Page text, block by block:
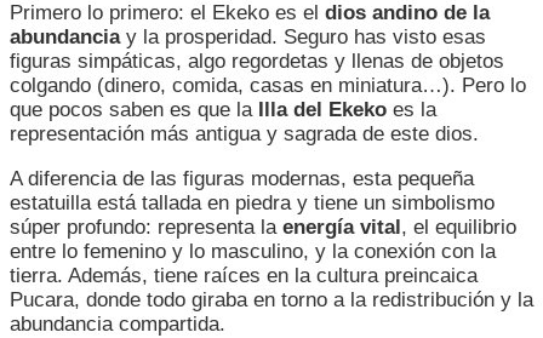
Primero lo primero: el Ekeko es el dios andino de la
abundanciay la prosperidad. Seguro has visto esas
figuras simpáticas, algo regordetas y llenas de objetos
colgando (dinero, comida, casas en miniatura…). Pero lo
que pocos saben es que la
Illa del Ekeko es la
representación más antigua y sagrada de este dios.
A diferencia de las figuras modernas, esta pequeña
estatuilla está tallada en piedra y tiene un simbolismo
súper profundo: representa la energía vital , el equilibrio
entre lo femenino y lo masculino, y la conexión con la
tierra. Además, tiene raíces en la cultura preincaica
Pucara, donde todo giraba en torno a la redistribución y la
abundancia compartida.